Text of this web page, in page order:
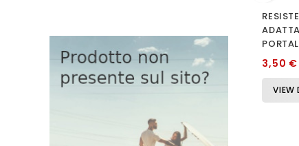
3,50 €
VIEW